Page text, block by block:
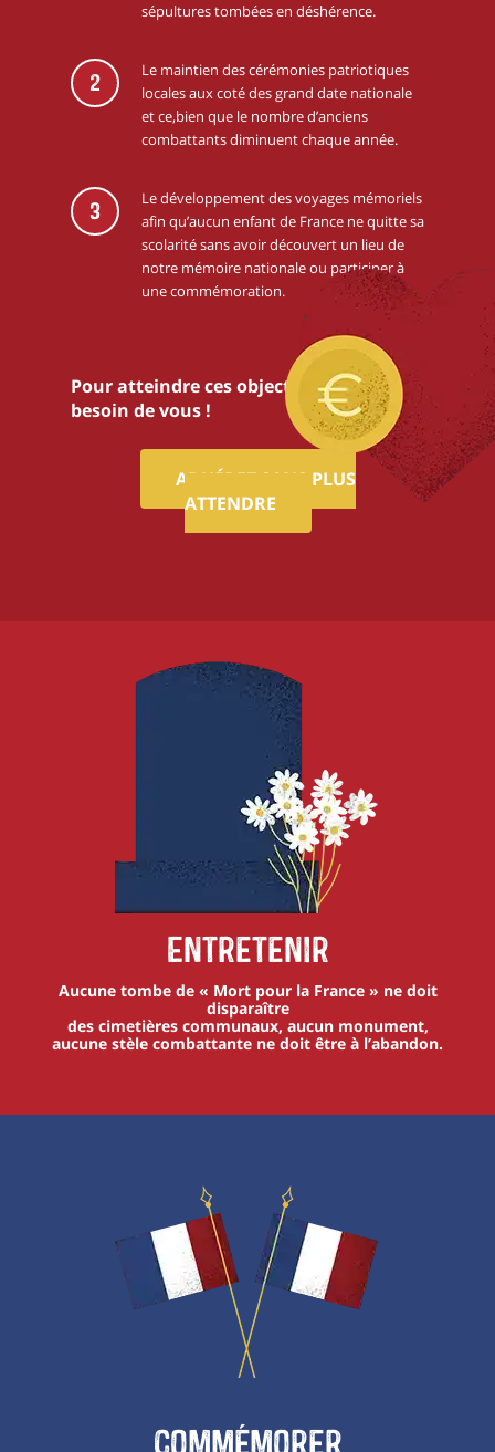
sépultures tombées en déshérence.
2
Le maintien des cérémonies patriotiques
locales aux coté des grand date nationale
et ce,bien que le nombre d’anciens
combattants diminuent chaque année.
3
Le développement des voyages mémoriels
afin qu’aucun enfant de France ne quitte sa
scolarité sans avoir découvert un lieu de
notre mémoire nationale ou participer à
une commémoration.
Pour atteindre ces objectifs,nous avons
besoin de vous !
ADHÉREZ SANS PLUS
ATTENDRE
Entretenir
Aucune tombe de « Mort pour la France » ne doit
disparaître
des cimetières communaux, aucun monument,
aucune stèle combattante ne doit être à l’abandon.
Commémorer